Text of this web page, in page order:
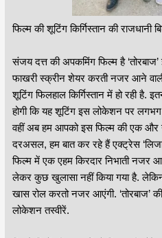
फिल्म की शूटिंग किर्गिस्‍तान की
संजय दत्त की अपकमिंग फिल्म है
फाखरी स्क्रीन शेयर करती नजर आने
शूटिंग फिलहाल किर्गिस्तान में हो रही है.
होगी कि यह शूटिंग इस लोकेशन पर
वहीं अब हम आपको इस फिल्म की एक और
दरअसल, हम बात कर रहे हैं एक्ट्रेस
फिल्म में एक एहम किरदार निभाती नजर
लेकर कुछ खुलासा नहीं किया गया है.
खास रोल करतो नजर आएंगी. ‘तोरबाज’
लोकेशन तस्वीरें.